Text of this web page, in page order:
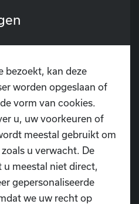
rond G-dans!
bezoekt, kan deze
worden opgeslaan of
vorm van cookies.
u, uw voorkeuren of
meestal gebruikt om
u verwacht. De
meestal niet direct,
gepersonaliseerde
we uw recht op
vragen?
ons